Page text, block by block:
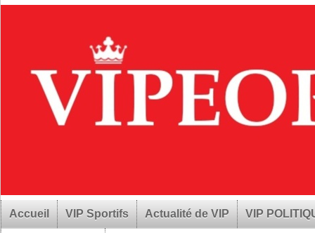
Accueil VIP Sportifs Actualité de VIP VIP